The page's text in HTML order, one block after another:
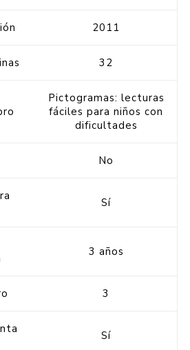
2011
32
Pictogramas: lecturas
fáciles para niños con
dificultades
No
Sí
3 años
3
Sí